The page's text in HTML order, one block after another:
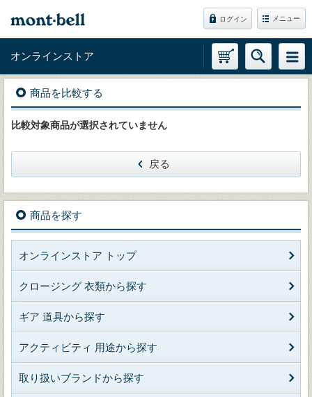
ログイン メニュー
オンラインストア
商品を比較する
比較対象商品が選択されていません
戻る
商品を探す
オンラインストア トップ
クロージング 衣類から探す
ギア 道具から探す
アクティビティ 用途から探す
取り扱いブランドから探す